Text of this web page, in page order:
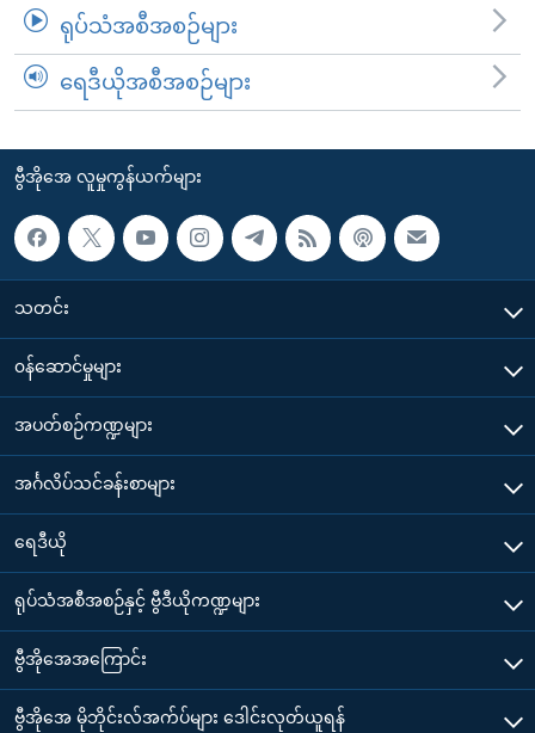
ရုပ်သံအစီအစဉ်များ
ရေဒီယိုအစီအစဉ်များ
ဗွီအိုအေ လူမှုကွန်ယက်များ
သတင်း
၀န်ဆောင်မှုများ
အပတ်စဉ်ကဏ္ဍများ
အင်္ဂလိပ်သင်ခန်းစာများ
ရေဒီယို
ရုပ်သံအစီအစဉ်နှင့် ဗွီဒီယိုကဏ္ဍများ
ဗွီအိုအေအကြောင်း
ဗွီအိုအေ မိုဘိုင်းလ်အက်ပ်များ ဒေါင်းလုတ်ယူရန်